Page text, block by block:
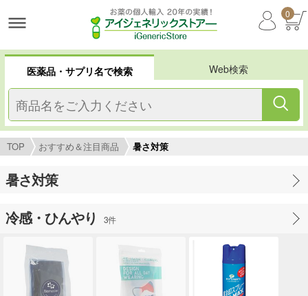
0
医薬品・サプリ名で検索 Web検索
TOP おすすめ＆注目商品 暑さ対策
暑さ対策
冷感・ひんやり
3件